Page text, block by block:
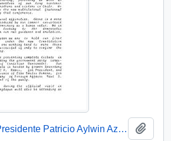
[Carta dirigida al Presidente Patricio Aylwin Azócar de la Presidenta de Filipinas]